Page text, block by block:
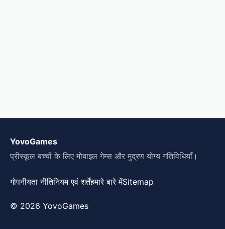
YovoGames
प्रीस्कूल बच्चों के लिए मोबाइल गेम्स और मुद्रण योग्य गतिविधियाँ।
गोपनीयता नीतिनियम एवं शर्तेंहमारे बारे मेंSitemap
© 2026 YovoGames